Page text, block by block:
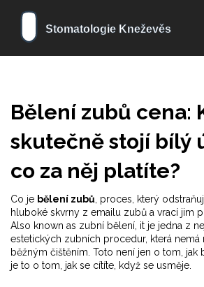
Bělení zubů cena:
skutečně stojí bílý
co za něj platíte?
Co je bělení zubů proces, který
hluboké skvrny z emailu zubů a vrací jim
Also known as zubní bělení , it je jedna z
estetických zubních procedur, která
běžným čištěním. Toto není jen o tom,
je to o tom, jak se cítíte, když se usměje.